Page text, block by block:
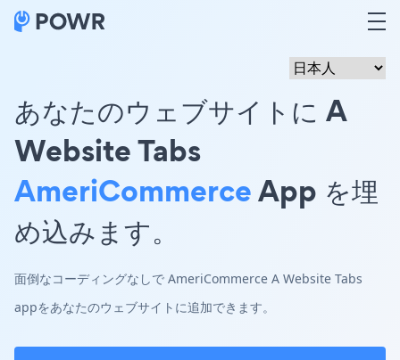
あなたのウェブサイトに A
Website Tabs
AmeriCommerceApp を埋
め込みます。
面倒なコーディングなしで AmeriCommerce A Website Tabs
appをあなたのウェブサイトに追加できます。